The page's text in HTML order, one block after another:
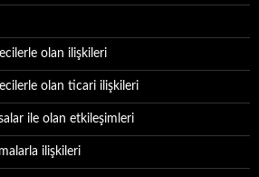
olan ilişkileri
olan ticari ilişkileri
ile olan etkileşimleri
ilişkileri